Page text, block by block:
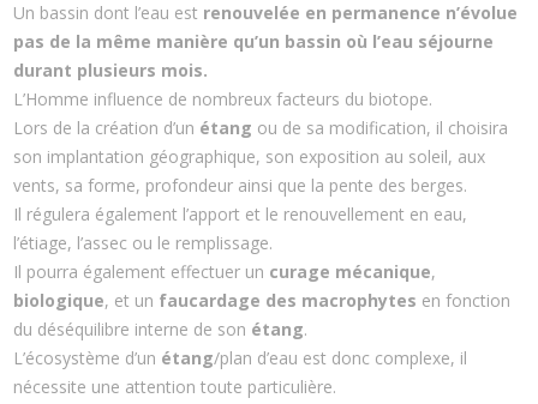
Un bassin dont l’eau est renouvelée en permanence n’évolue
pas de la même manière qu’un bassin où l’eau séjourne
durant plusieurs mois.
L’Homme influence de nombreux facteurs du biotope.
Lors de la création d’un étang ou de sa modification, il choisira
son implantation géographique, son exposition au soleil, aux
vents, sa forme, profondeur ainsi que la pente des berges.
Il régulera également l’apport et le renouvellement en eau,
l’étiage, l’assec ou le remplissage.
Il pourra également effectuer un curage mécanique,
biologique, et un faucardage des macrophytes en fonction
du déséquilibre interne de son étang.
L’écosystème d’un étang/plan d’eau est donc complexe, il
nécessite une attention toute particulière.